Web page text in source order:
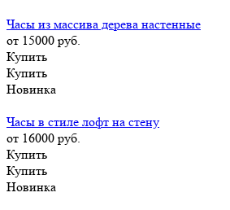
Часы из массива дерева настенные
от 15000 руб.
Купить
Купить
Новинка
Часы в стиле лофт на стену
от 16000 руб.
Купить
Купить
Новинка